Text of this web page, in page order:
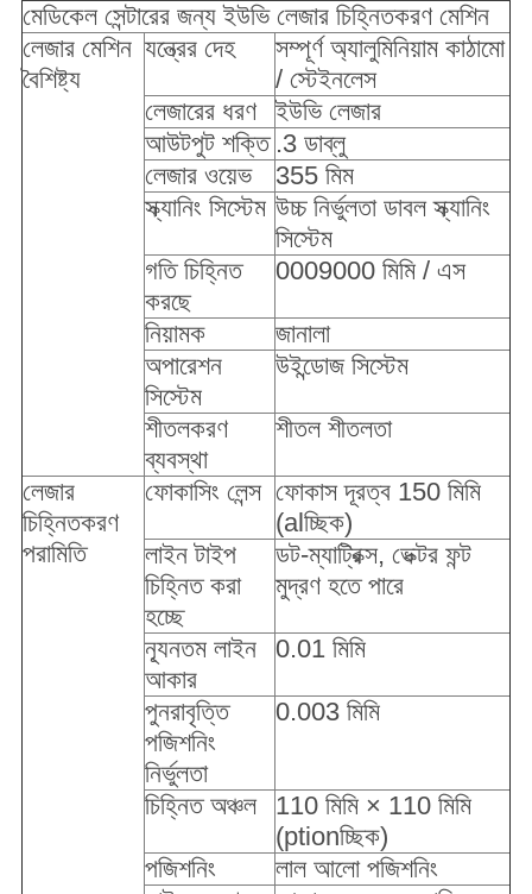
মেডিকেল সেন্টারের জন্য ইউভি লেজার চিহ্নিতকরণ মেশিন
লেজার মেশিন
বৈশিষ্ট্য
যন্ত্রের দেহ
সম্পূর্ণ অ্যালুমিনিয়াম কাঠামো
/ স্টেইনলেস
লেজারের ধরণ
ইউভি লেজার
আউটপুট শক্তি .3 ডাব্লু
লেজার ওয়েভ
355 মিম
স্ক্যানিং সিস্টেম উচ্চ নির্ভুলতা ডাবল স্ক্যানিং
সিস্টেম
গতি চিহ্নিত
করছে
0009000 মিমি / এস
নিয়ামক
জানালা
অপারেশন
সিস্টেম
উইন্ডোজ সিস্টেম
শীতলকরণ
ব্যবস্থা
শীতল শীতলতা
লেজার
চিহ্নিতকরণ
পরামিতি
ফোকাসিং লেন্স ফোকাস দূরত্ব 150 মিমি
(alচ্ছিক)
লাইন টাইপ
চিহ্নিত করা
হচ্ছে
ডট-ম্যাট্রিক্স, ভেক্টর ফন্ট
মুদ্রণ হতে পারে
ন্যূনতম লাইন
আকার
0.01 মিমি
পুনরাবৃত্তি
পজিশনিং
নির্ভুলতা
0.003 মিমি
চিহ্নিত অঞ্চল
110 মিমি × 110 মিমি
(ptionচ্ছিক)
পজিশনিং
লাল আলো পজিশনিং